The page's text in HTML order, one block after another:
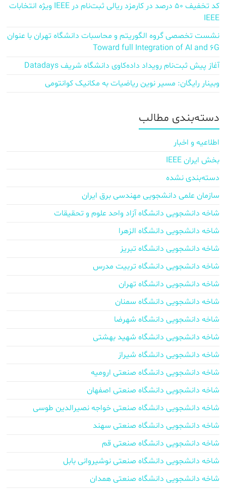
کد تخفیف ۵۰ درصد در کارمزد ریالی ثبت‌نام در IEEE ویژه انتخابات
IEEE
نشست تخصصی گروه الگوریتم و محاسبات دانشگاه تهران با عنوان
Toward full Integration of AI and 6G
آغاز پیش‌ ثبت‌نام رویداد داده‌کاوی دانشگاه شریف Datadays
وبینار رایگان: مسیر نوین ریاضیات به مکانیک کوانتومی
دسته‌بندی مطالب
اطلاعیه و اخبار
بخش ایران IEEE
دسته‌بندی نشده
سازمان علمی دانشجویی مهندسی برق ایران
شاخه دانشجویی دانشگاه آزاد واحد علوم و تحقیقات
شاخه دانشجویی دانشگاه الزهرا
شاخه دانشجویی دانشگاه تبریز
شاخه دانشجویی دانشگاه تربیت مدرس
شاخه دانشجویی دانشگاه تهران
شاخه دانشجویی دانشگاه سمنان
شاخه دانشجویی دانشگاه شهرضا
شاخه دانشجویی دانشگاه شهید بهشتی
شاخه دانشجویی دانشگاه شیراز
شاخه دانشجویی دانشگاه صنعتی ارومیه
شاخه دانشجویی دانشگاه صنعتی اصفهان
شاخه دانشجویی دانشگاه صنعتی خواجه نصیرالدین طوسی
شاخه دانشجویی دانشگاه صنعتی سهند
شاخه دانشجویی دانشگاه صنعتی قم
شاخه دانشجویی دانشگاه صنعتی نوشیروانی بابل
شاخه دانشجویی دانشگاه صنعتی همدان